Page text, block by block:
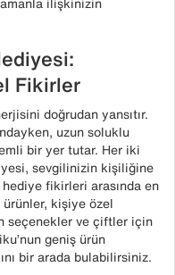
Fikirler
doğrudan yansıtır.
uzun soluklu
bir yer tutar. Her iki
sevgilinizin kişiliğine
fikirleri arasında en
ürünler, kişiye özel
seçenekler ve çiftler için
geniş ürün
bir arada bulabilirsiniz.